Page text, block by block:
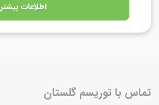
اطلاعات بیشتر
تماس با توریسم گلستان